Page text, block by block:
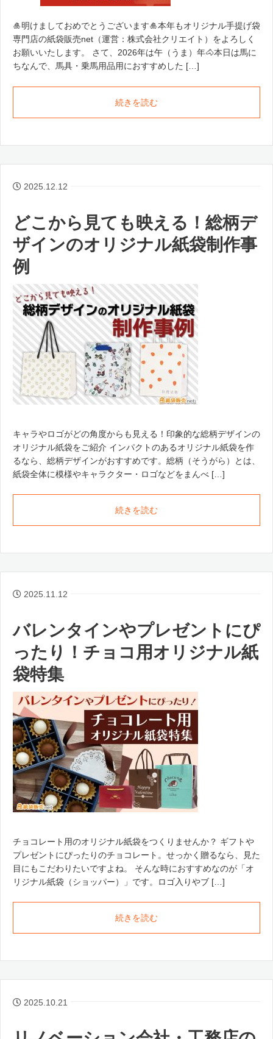
🎍明けましておめでとうございます🎍本年もオリジナル手提げ袋
専門店の紙袋販売net（運営：株式会社クリエイト）をよろしく
お願いいたします。 さて、2026年は午（うま）年🐴本日は馬に
ちなんで、馬具・乗馬用品用におすすめした […]
続きを読む
2025.12.12
どこから見ても映える！総柄デ
ザインのオリジナル紙袋制作事
例
キャラやロゴがどの角度からも見える！印象的な総柄デザインの
オリジナル紙袋をご紹介 インパクトのあるオリジナル紙袋を作
るなら、総柄デザインがおすすめです。総柄（そうがら）とは、
紙袋全体に模様やキャラクター・ロゴなどをまんべ […]
続きを読む
2025.11.12
バレンタインやプレゼントにぴ
ったり！チョコ用オリジナル紙
袋特集
チョコレート用のオリジナル紙袋をつくりませんか？ ギフトや
プレゼントにぴったりのチョコレート。せっかく贈るなら、見た
目にもこだわりたいですよね。 そんな時におすすめなのが「オ
リジナル紙袋（ショッパー）」です。ロゴ入りやブ […]
続きを読む
2025.10.21